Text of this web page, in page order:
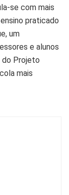
se com mais
praticado
um
e alunos
Projeto
mais